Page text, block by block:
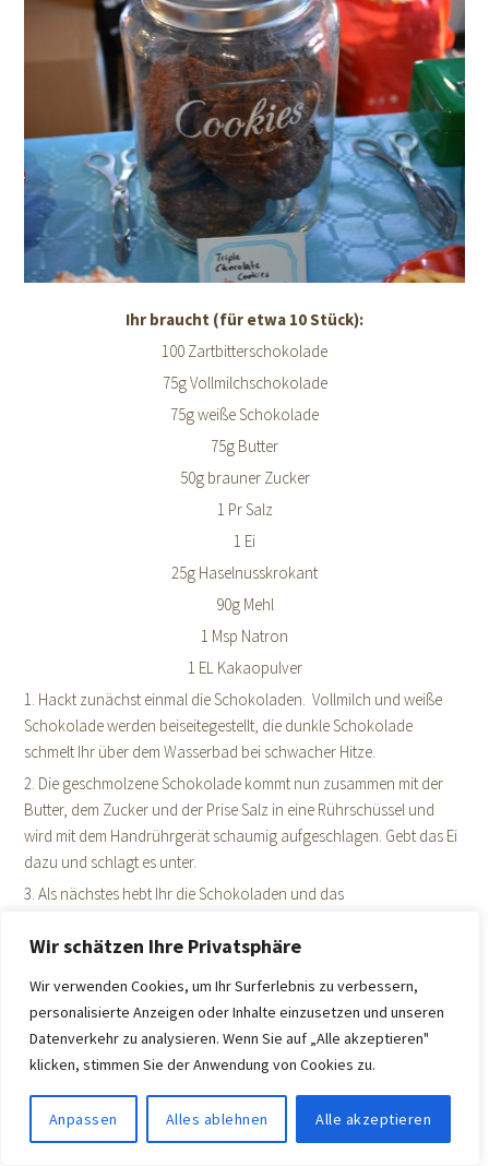
Wir schätzen Ihre Privatsphäre
Wir verwenden Cookies, um Ihr Surferlebnis zu verbessern,
personalisierte Anzeigen oder Inhalte einzusetzen und unseren
Datenverkehr zu analysieren. Wenn Sie auf „Alle akzeptieren"
klicken, stimmen Sie der Anwendung von Cookies zu.
Anpassen Alles ablehnen Alle akzeptieren
Ihr braucht (für etwa 10 Stück):
100 Zartbitterschokolade
75g Vollmilchschokolade
75g weiße Schokolade
75g Butter
50g brauner Zucker
1 Pr Salz
1 Ei
25g Haselnusskrokant
90g Mehl
1 Msp Natron
1 EL Kakaopulver
1. Hackt zunächst einmal die Schokoladen. Vollmilch und weiße
Schokolade werden beiseitegestellt, die dunkle Schokolade
schmelt Ihr über dem Wasserbad bei schwacher Hitze.
2. Die geschmolzene Schokolade kommt nun zusammen mit der
Butter, dem Zucker und der Prise Salz in eine Rührschüssel und
wird mit dem Handrührgerät schaumig aufgeschlagen. Gebt das Ei
dazu und schlagt es unter.
3. Als nächstes hebt Ihr die Schokoladen und das
4. Mischt Mehl, Natron und Kakaopulver in einer Schüssel und siebt
es in die Schüssel mit den anderen Zutaten. Die trockenen Zutaten
nur kurz unterheben.
5. Mit einem Esslöffel setzt Ihr nun kleine Teighäufchen auf ein
Backblech (Backpapier). Ich habe einen Eisportionierer benutzt. So
Größe. Lasst genügend Abstand zwischen den Keksen, die
zerlaufen noch etwas auf dem Blech und backen sonst zusammen.